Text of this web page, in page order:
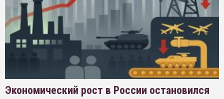
Экономический рост в России остановился